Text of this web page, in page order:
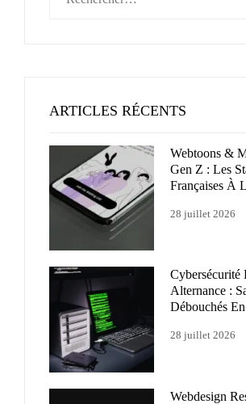
ARTICLES RÉCENTS
Webtoons &
Gen Z : Les
Françaises À
28 juillet 2026
Cybersécurité
Alternance :
Débouchés
28 juillet 2026
Webdesign